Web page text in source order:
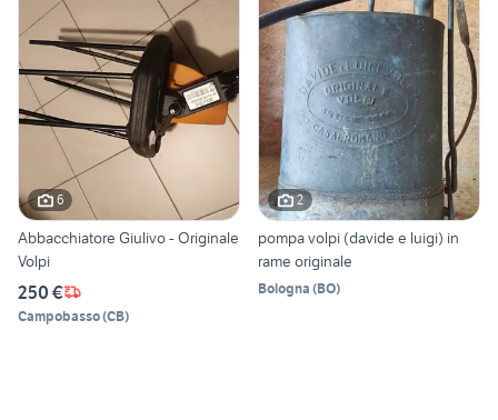
6
Abbacchiatore Giulivo - Originale
Volpi
250 €
Campobasso(CB)
2
pompa volpi (davide e luigi) in
rame originale
Bologna (BO)